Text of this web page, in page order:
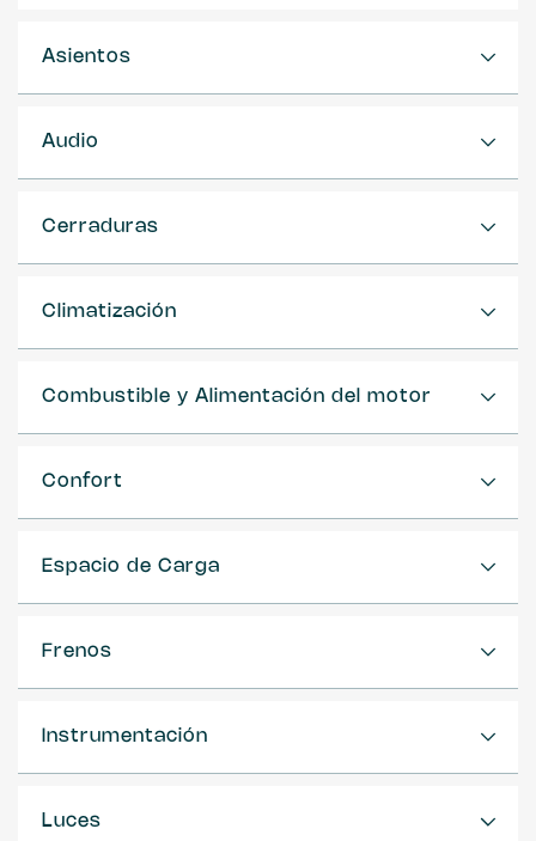
Asientos
Audio
Cerraduras
Climatización
Combustible y Alimentación del motor
Confort
Espacio de Carga
Frenos
Instrumentación
Luces